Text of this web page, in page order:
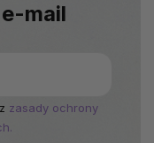
mail
zasady ochrony